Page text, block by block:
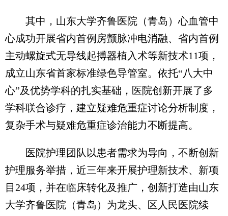
其中，山东大学齐鲁医院（青岛）心血管中
心成功开展省内首例房颤脉冲电消融、省内首例
主动螺旋式无导线起搏器植入术等新技术11项，
成立山东省首家标准绿色导管室。依托“八大中
心”及优势学科的扎实基础，医院创新开展了多
学科联合诊疗，建立疑难危重症讨论分析制度，
复杂手术与疑难危重症诊治能力不断提高。
医院护理团队以患者需求为导向，不断创新
护理服务举措，近三年来开展护理新技术、新项
目24项，并在临床转化及推广，创新打造由山东
大学齐鲁医院（青岛）为龙头、区人民医院续